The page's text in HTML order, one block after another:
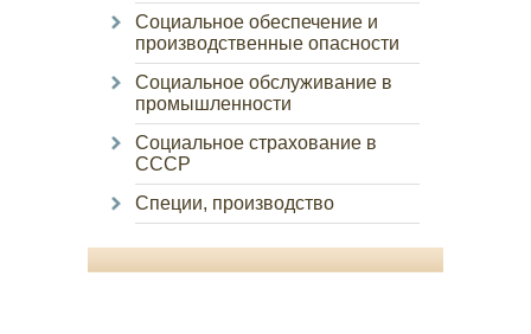
Социальное обеспечение и
производственные опасности
Социальное обслуживание в
промышленности
Социальное страхование в
СССР
Специи, производство